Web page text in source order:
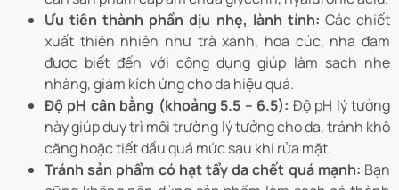
Ưu tiên thành phần dịu nhẹ, lành tính: Các chiết
xuất thiên nhiên như trà xanh, hoa cúc, nha đam
được biết đến với công dụng giúp làm sạch nhẹ
nhàng, giảm kích ứng cho da hiệu quả.
Độ pH cân bằng (khoảng 5.5 – 6.5): Độ pH lý tưởng
này giúp duy trì môi trường lý tưởng cho da, tránh khô
căng hoặc tiết dầu quá mức sau khi rửa mặt.
Tránh sản phẩm có hạt tẩy da chết quá mạnh: Bạn